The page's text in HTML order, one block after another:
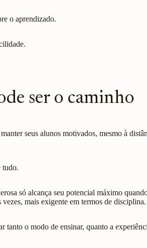
o aprendizado.
ser o caminho
seus alunos motivados, mesmo à
tudo.
só alcança seu potencial máximo
mais exigente em termos de disciplina.
o modo de ensinar, quanto a